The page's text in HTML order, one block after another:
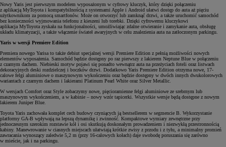
Nowy Yaris jest pierwszym modelem wyposażonym w cyfrowy kluczyk, który dzięki połączeniu
z aplikacją MyToyota i kompatybilnością z systemami Apple i Android ułatwi dostęp do auta aż pięciu
użytkownikom za pomocą smartfonów. Może on otworzyć lub zamknąć drzwi, a także uruchomić samochód
bez konieczności wyjmowania telefonu z kieszeni lub torebki. Dzięki cyfrowemu kluczykowi
aplikacja MyToyota zyskała na funkcjonalności, umożliwiając zdalne otwieranie i zamykanie auta, obsługę
układu klimatyzacji, a także włączenie świateł awaryjnych w celu znalezienia auta na zatłoczonym parkingu.
Yaris w wersji Premiere Edition
Premiera nowego Yarisa to także debiut specjalnej wersji Premiere Edition z pełnią możliwości nowych
elementów wyposażenia. Samochód będzie dostępny po raz pierwszy z lakierem Neptune Blue w połączeniu
z czarnym dachem. Niebieski motyw pojawi się ponadto wewnątrz auta na przeżyciach foteli oraz listwach
dekoracyjnych deski rozdzielczej i boczków drzwi. Dodatkowo Yaris Premiere Edition otrzyma nowe, 17-
calowe felgi aluminiowe o maszynowym wykończeniu oraz będzie dostępny w dwóch innych dwukolorowych
wariantach z czarnym dachem i lakierami Platinum Pearl White oraz Silver Metallic.
W wersjach Comfort oraz Style zobaczymy nowe, pięcioramienne felgi aluminiowe ze srebrnym lub
maszynowym wykończeniem, a w kabinie – nowy wzór tapicerki. Wszystkie wersje będą dostępne z nowym
lakierem Juniper Blue.
Toyota Yaris zachowała komplet cech budowy czyniących ją bestsellerem w segmencie B. Wykorzystanie
platformy GA-B wpływają na lepszą dynamikę i zwinność. Kompaktowe wymiary zewnętrzne przy
jednoczesnym szerokim rozstawie kół i osi skutkują doskonałym prowadzeniem i niezwykłą przestronnością
kabiny. Manewrowanie w ciasnych miejscach ułatwiają krótkie zwisy z przodu i z tyłu, a minimalny promień
zawracania wynoszący zaledwie 5,2 m (przy 16-calowych kołach) daje swobodę poruszania się zarówno
w mieście, jak i na parkingu.